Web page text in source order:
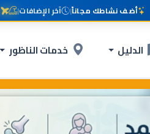
أضف نشاطك مجاناً| آخر الإضافات|
الدليل خدمات الناظور